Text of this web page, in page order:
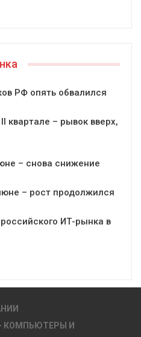
РФ опять обвалился
квартале – рывок вверх,
– снова снижение
– рост продолжился
ИТ-рынка в
КОМПЬЮТЕРЫ И